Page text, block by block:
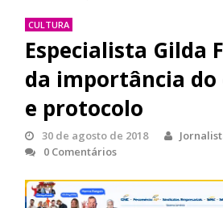
CULTURA
Especialista Gilda
da importância
e protocolo
30 de agosto de 2018
0 Comentários